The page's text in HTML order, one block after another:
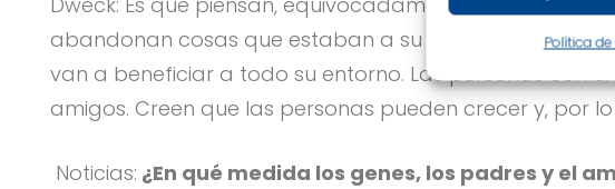
Política
abandonan cosas que estaban a su alcance sólo si
van a beneficiar a todo su entorno. Las personas con
amigos. Creen que las personas pueden crecer y, por
Noticias: ¿En qué medida los genes, los padres y el